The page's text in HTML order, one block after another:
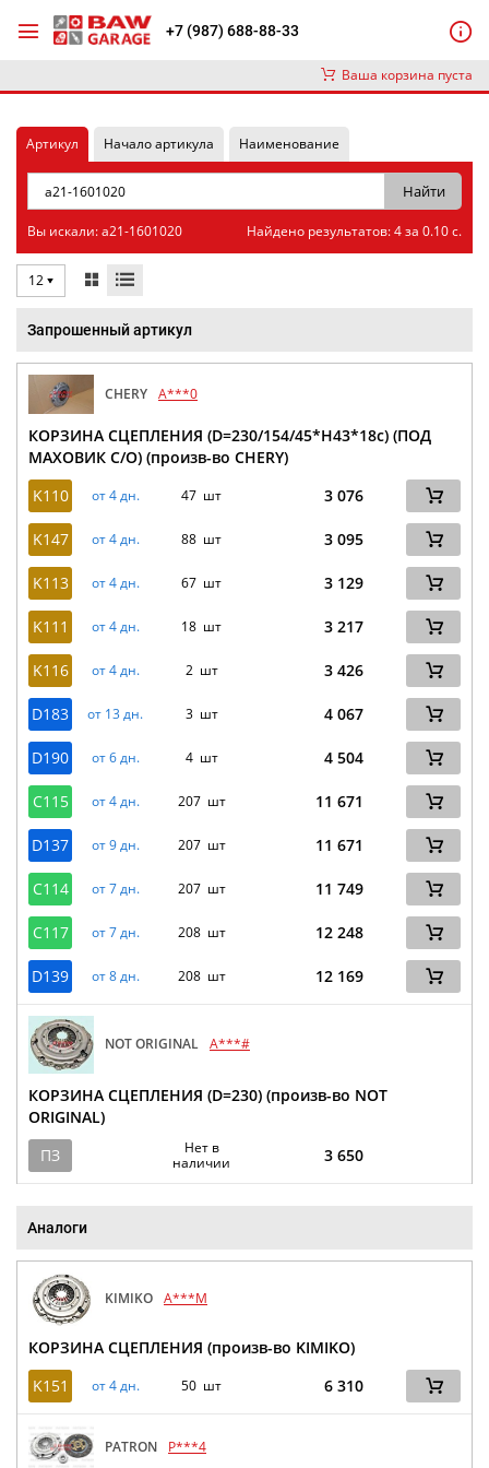
+7 (987) 688-88-33
Ваша корзина пуста
Артикул Начало артикула Наименование
Вы искали: a21-1601020 Найдено результатов: 4 за 0.10 с.
12
Запрошенный артикул
CHERY A***0
КОРЗИНА СЦЕПЛЕНИЯ (D=230/154/45*H43*18с) (ПОД
МАХОВИК С/О) (произв-во CHERY)
K110
от 4 дн. 47 шт 3 076
K147 от 4 дн. 88 шт 3 095
K113 от 4 дн. 67 шт 3 129
K111 от 4 дн. 18 шт 3 217
K116 от 4 дн. 2 шт 3 426
D183 от 13 дн. 3 шт 4 067
D190 от 6 дн. 4 шт 4 504
C115 от 4 дн. 207 шт 11 671
D137 от 9 дн. 207 шт 11 671
C114 от 7 дн. 207 шт 11 749
C117 от 7 дн. 208 шт 12 248
D139 от 8 дн. 208 шт 12 169
NOT ORIGINAL A***#
КОРЗИНА СЦЕПЛЕНИЯ (D=230) (произв-во NOT
ORIGINAL)
ПЗ
Нет в
наличии
3 650
Аналоги
KIMIKO A***M
КОРЗИНА СЦЕПЛЕНИЯ (произв-во KIMIKO)
K151
от 4 дн. 50 шт 6 310
PATRON P***4